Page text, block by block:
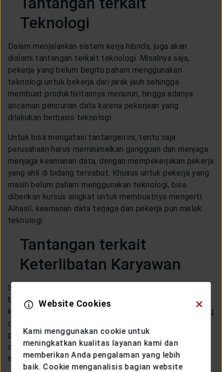
Teknologi
Dalam menjalankan sistem kerja hibrida, juga akan
dialami tantangan terkait teknologi. Misalnya saja,
pekerja yang belum begitu paham menggunakan
teknologi untuk bekerja dari jarak jauh sehingga
membuat produktivitasnya menurun, hingga adanya
ancaman pencurian data karena pekerjaan yang
dilakukan berbasis teknologi.
Untuk bisa mengatasi tantangan ini, tentu saja
perusahaan harus meminimalkan gangguan dan menjaga
menjaga keamanan data, dengan mempekerjakan pekerja
yang ahli di bidang tersebut. Khusus untuk pekerja yang
masih belum paham menggunakan teknologi, bisa
diberikan kursus singkat untuk membuatnya mengerti.
Alhasil, keamanan data terjaga dan pekerja pun melek
teknologi.
Tantangan terkait
Keterlibatan Karyawan
Sistem kerja yang memungkinkan karyawan atau pekerja
bekerja dari mana saja, memunculkan risiko minimnya
keterlibatan karyawan. Misalnya saja di dalam rapat yang
dilakukan secara jarak jauh, karyawan mungkin minim
partisipasinya dalam hal memberikan pendapat, usulan,
dan lainnya. Padahal, di mana pun berada seharusnya
harus tetap aktif terlibat dalam setiap kegiatan.
Website Cookies
Kami menggunakan cookie untuk
meningkatkan kualitas layanan kami dan
memberikan Anda pengalaman yang lebih
baik. Cookie menganalisis bagian website